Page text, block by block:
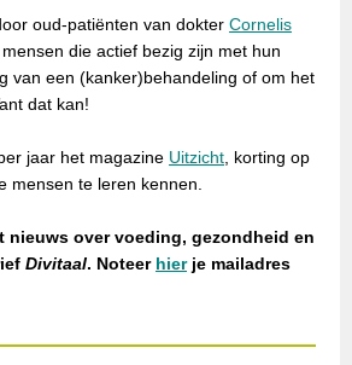
oud-patiënten van dokter Cornelis
die actief bezig zijn met hun
van een (kanker)behandeling of om het
dat kan!
jaar het magazine Uitzicht , korting op
mensen te leren kennen.
nieuws over voeding, gezondheid en
Divitaal. Noteer hierje mailadres